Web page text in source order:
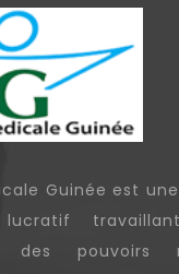
Guinée est
des pouvoirs